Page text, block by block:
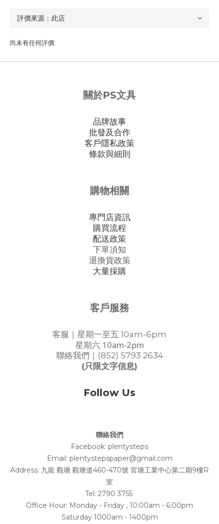
尚未有任何評價
關於PS文具
品牌故事
批發及合作
客戶隱私政策
條款與細則
購物相關
專門店資訊
購買流程
配送政策
下單須知
退換貨政策
大量採購
客戶服務
客服｜星期一至五 10am-6pm
星期六 10am-2pm
聯絡我們｜(852) 5793 2634
(只限文字信息)
Follow Us
聯絡我們
Facebook: plentysteps
Email: plentystepspaper@gmail.com
Address: 九龍 觀塘 觀塘道460-470號 官塘工業中心第二期9樓R
室
Tel: 2790 3755
Office Hour: Monday - Friday , 10:00am - 6:00pm
Saturday 1000am - 1400pm